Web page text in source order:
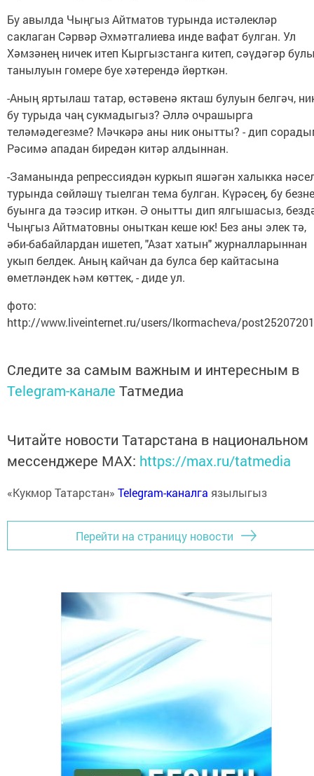
Бу авылда Чыңгыз Айтматов турында истәлекләр
саклаган Сәрвәр Әхмәтгалиева инде вафат булган. Ул
Хәмзәнең ничек итеп Кыргызстанга китеп, сәүдәгәр
танылуын гомере буе хәтерендә йөрткән.
-Аның яртылаш татар, өстәвенә якташ булуын белгәч,
бу турыда чаң сукмадыгыз? Әллә очрашырга
теләмәдегезме? Мәчкәрә аны ник онытты? - дип
Рәсимә ападан биредән китәр алдыннан.
-Заманында репрессиядән куркып яшәгән халыкка
турында сөйләшү тыелган тема булган. Күрәсең, бу
буынга да тәэсир иткән. Ә онытты дип ялгышасыз,
Чыңгыз Айтматовны оныткан кеше юк! Без аны элек тә,
әби-бабайлардан ишетеп, "Азат хатын" журналларыннан
укып белдек. Аның кайчан да булса бер кайтасына
өметләндек һәм көттек, - диде ул.
фото:
http://www.liveinternet.ru/users/lkormacheva/
Следите за самым важным и интересным в
Telegram-канале Татмедиа
Читайте новости Татарстана в национальном
мессенджере MАХ: https://max.ru/tatmedia
«Кукмор Татарстан» Telegram-каналга язылыгыз
Перейти на страницу новости